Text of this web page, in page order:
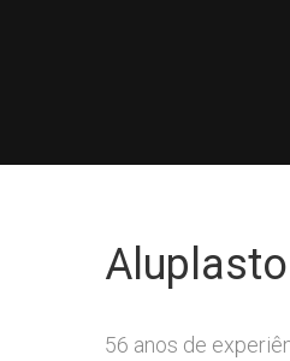
56 anos de